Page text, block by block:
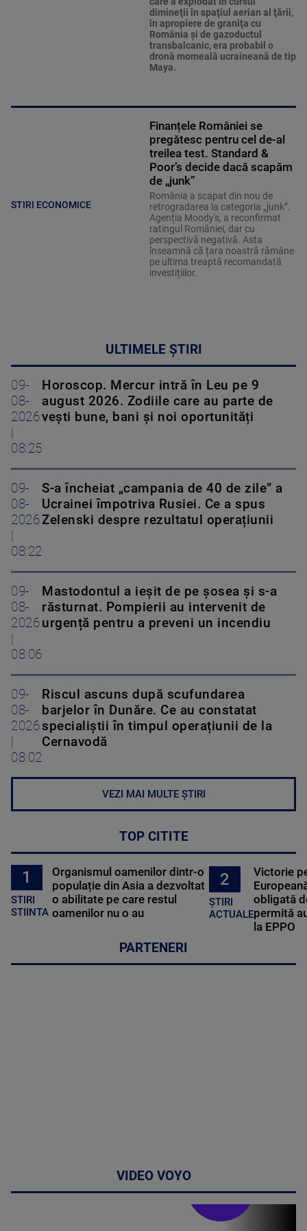
dimineţii în spaţiul aerian al ţării,
în apropiere de graniţa cu
România şi de gazoductul
transbalcanic, era probabil o
dronă momeală ucraineană de tip
Maya.
STIRI ECONOMICE
Finanțele României se
pregătesc pentru cel de-al
treilea test. Standard &
Poor’s decide dacă scapăm
de „junk”
România a scapat din nou de
retrogradarea la categoria „junk”.
Agenția Moody's, a reconfirmat
ratingul României, dar cu
perspectivă negativă. Asta
înseamnă că țara noastră rămâne
pe ultima treaptă recomandată
investițiilor.
ULTIMELE ȘTIRI
09-
08-
2026
08:25
Horoscop. Mercur intră în Leu pe 9
august 2026. Zodiile care au parte de
vești bune, bani și noi oportunități
09-
08-
2026
08:22
S-a încheiat „campania de 40 de zile” a
Ucrainei împotriva Rusiei. Ce a spus
Zelenski despre rezultatul operațiunii
09-
08-
2026
08:06
Mastodontul a ieșit de pe șosea și s-a
răsturnat. Pompierii au intervenit de
urgență pentru a preveni un incendiu
09-
08-
2026
08:02
Riscul ascuns după scufundarea
barjelor în Dunăre. Ce au constatat
specialiștii în timpul operațiunii de la
Cernavodă
VEZI MAI MULTE ȘTIRI
TOP CITITE
1
STIRI
STIINTA
Organismul oamenilor dintr-o
populație din Asia a dezvoltat
o abilitate pe care restul
oamenilor nu o au
2
ȘTIRI
ACTUALE
Victorie
obligată
permită
la EPPO
PARTENERI
VIDEO VOYO